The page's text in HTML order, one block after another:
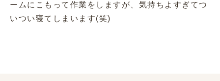
ームにこもって作業をしますが、気持ちよすぎてつ
いつい寝てしまいます(笑)